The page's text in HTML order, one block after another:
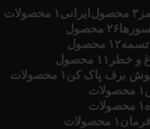
۳ محصول ایرانی ۱ محصولات
۲۶ محصول
تسمه۱۲ محصول
و خطر ۱۱ محصول
برف پاک کن ۱ محصولات
۱ محصولات
۱ محصولات
۱ محصولات